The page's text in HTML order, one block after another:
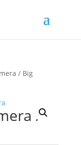
/ Big
/